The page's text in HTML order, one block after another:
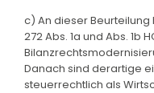
c) An dieser Beurteilung
272 Abs. 1a und Abs. 1b
Danach sind derartige
steuerrechtlich als